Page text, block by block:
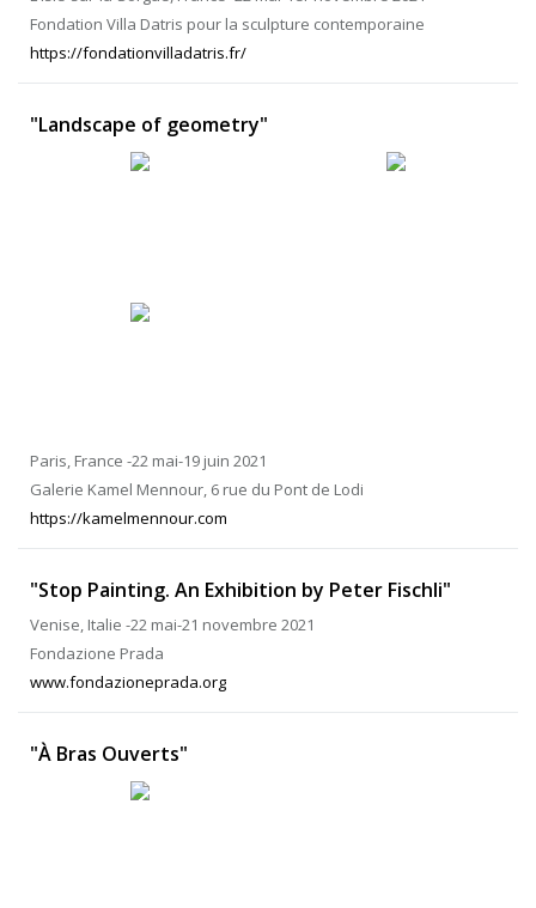
Fondation Villa Datris pour la sculpture contemporaine
https://fondationvilladatris.fr/
"Landscape of geometry"
Paris, France -22 mai-19 juin 2021
Galerie Kamel Mennour, 6 rue du Pont de Lodi
https://kamelmennour.com
"Stop Painting. An Exhibition by Peter Fischli"
Venise, Italie -22 mai-21 novembre 2021
Fondazione Prada
www.fondazioneprada.org
"À Bras Ouverts"